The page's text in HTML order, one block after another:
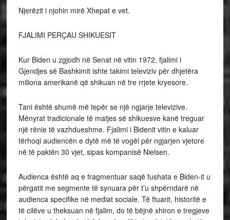
Njerëzit i njohin mirë Xhepat e vet.
FJALIMI PERÇAU SHIKUESIT
Kur Biden u zgjodh në Senat në vitin 1972, fjalimi i
Gjendjes së Bashkimit ishte takimi televiziv për dhjetëra
miliona amerikanë që shikuan në tre rrjete kryesore.
Tani është shumë më tepër se një ngjarje televizive.
Mënyrat tradicionale të matjes së shikuesve kanë treguar
një rënie të vazhdueshme. Fjalimi i Bidenit vitin e kaluar
tërhoqi audiencën e dytë më të vogël për ngjarjen vjetore
në të paktën 30 vjet, sipas kompanisë Nielsen.
Audienca është aq e fragmentuar saqë fushata e Biden-it u
përgatit me segmente të synuara për t’u shpërndarë në
audienca specifike në mediat sociale. Të ftuarit, historitë e
të cilëve u theksuan në fjalim, do të bëjnë xhiron e tregjeve